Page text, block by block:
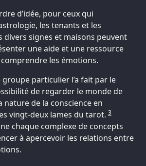
d’idée, pour ceux qui
les tenants et les
divers signes et maisons peuvent
une aide et une ressource
les émotions.
groupe particulier l’a fait par le
de regarder le monde de
nature de la conscience en
vingt-deux lames du tarot. 3
chaque complexe de concepts
à apercevoir les relations entre